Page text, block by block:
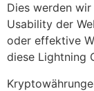
Dies werden
Usability der
oder effektive
diese Lightning